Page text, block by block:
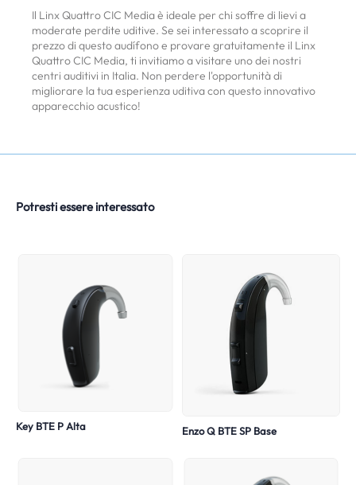
Il Linx Quattro CIC Media è ideale per chi soffre di lievi a
moderate perdite uditive. Se sei interessato a scoprire il
prezzo di questo audífono e provare gratuitamente il Linx
Quattro CIC Media, ti invitiamo a visitare uno dei nostri
centri auditivi in Italia. Non perdere l'opportunità di
migliorare la tua esperienza uditiva con questo innovativo
apparecchio acustico!
Potresti essere interessato
Key BTE P Alta Enzo Q BTE SP Base